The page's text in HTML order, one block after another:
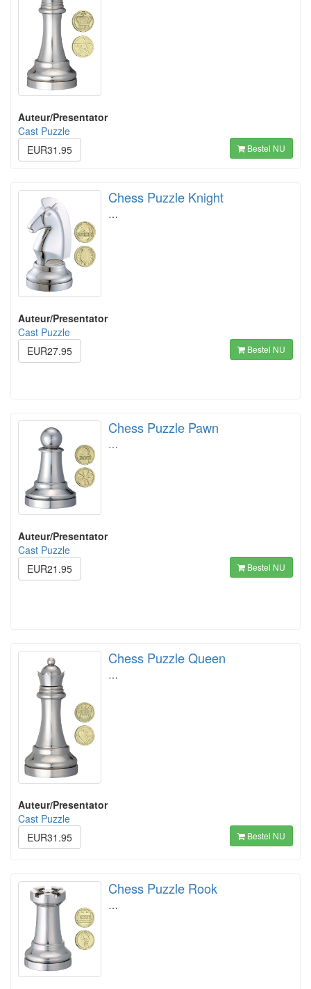
Auteur/Presentator
Cast Puzzle
EUR31.95
Bestel NU
Chess Puzzle Knight
…
Auteur/Presentator
Cast Puzzle
EUR27.95
Bestel NU
Chess Puzzle Pawn
…
Auteur/Presentator
Cast Puzzle
EUR21.95
Bestel NU
Chess Puzzle Queen
…
Auteur/Presentator
Cast Puzzle
EUR31.95
Bestel NU
Chess Puzzle Rook
…